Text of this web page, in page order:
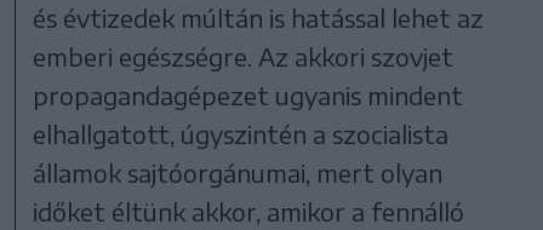
és évtizedek múltán is hatással lehet az
emberi egészségre. Az akkori szovjet
propagandagépezet ugyanis mindent
elhallgatott, úgyszintén a szocialista
államok sajtóorgánumai, mert olyan
időket éltünk akkor, amikor a fennálló